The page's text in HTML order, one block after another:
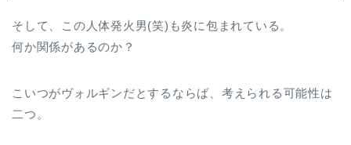
そして、この人体発火男(笑)も炎に包まれている。
何か関係があるのか？
こいつがヴォルギンだとするならば、考えられる可能性は
二つ。